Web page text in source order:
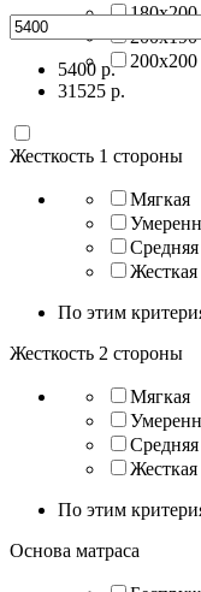
180х200
200х190
200х200
5400 р.
31525 р.
Жесткость 1 стороны
Мягкая
Средняя
Жесткая
По этим
Жесткость 2 стороны
Мягкая
Средняя
Жесткая
По этим
Основа матраса